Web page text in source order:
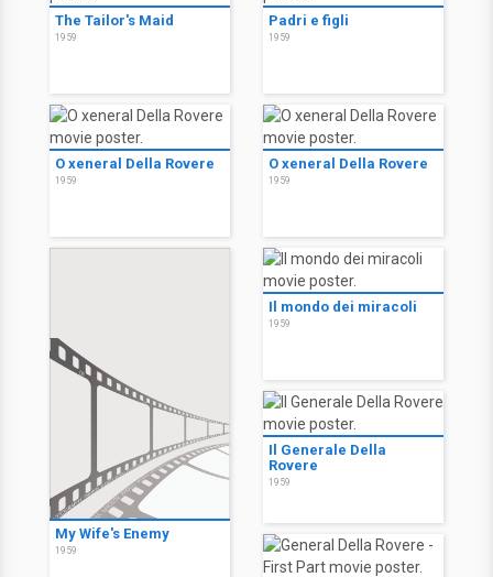
The Tailor's Maid
1959
Padri e figli
1959
O xeneral Della Rovere
1959
O xeneral Della Rovere
1959
My Wife's Enemy
1959
Il mondo dei miracoli
1959
Il Generale Della
Rovere
1959